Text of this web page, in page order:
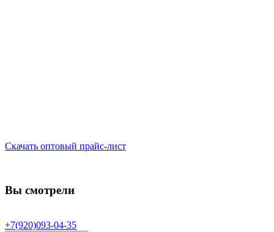
Скачать оптовый прайс-лист
Вы смотрели
+7(920)093-04-35